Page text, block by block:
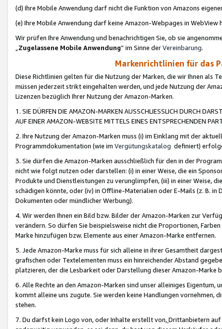
(d) Ihre Mobile Anwendung darf nicht die Funktion von Amazons
(e) Ihre Mobile Anwendung darf keine Amazon-Webpages in WebView
Wir prüfen Ihre Anwendung und benachrichtigen Sie, ob sie
„Zugelassene Mobile Anwendung“ im Sinne derVereinbarung.
Markenrichtlinien für das
Diese Richtlinien gelten für die Nutzung der Marken, die wir Ihnen als
müssen jederzeit strikt eingehalten werden, und jede Nutzung der
Lizenzen bezüglich Ihrer Nutzung der Amazon-Marken.
1. SIE DÜRFEN DIE AMAZON-MARKEN AUSSCHLIESSLICH DURCH
AUF EINER AMAZON-WEBSITE MITTELS EINES ENTSPRECHENDEN
2. Ihre Nutzung der Amazon-Marken muss (i) im Einklang mit der
Programmdokumentation (wie im Vergütungskatalog definiert)
3. Sie dürfen die Amazon-Marken ausschließlich für den in der
nicht wie folgt nutzen oder darstellen: (i) in einer Weise, die ein
Produkte und Dienstleistungen zu verunglimpfen, (iii) in einer Weise,
schädigen könnte, oder (iv) in Offline-Materialien oder E-Mails (z. B. in
Dokumenten oder mündlicher Werbung).
4. Wir werden Ihnen ein Bild bzw. Bilder der Amazon-Marken zur
verändern. So dürfen Sie beispielsweise nicht die Proportionen,
Marke hinzufügen bzw. Elemente aus einer Amazon-Marke entfernen.
5. Jede Amazon-Marke muss für sich alleine in ihrer Gesamtheit
grafischen oder Textelementen muss ein hinreichender Abstand
platzieren, der die Lesbarkeit oder Darstellung dieser Amazon-Marke
6. Alle Rechte an den Amazon-Marken sind unser alleiniges
kommt alleine uns zugute. Sie werden keine Handlungen vornehmen,
stehen.
7. Du darfst kein Logo von, oder Inhalte erstellt von,Drittanbietern auf